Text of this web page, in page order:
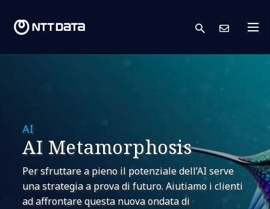
search
AI
AI Metamorphosis
Per sfruttare a pieno il potenziale dell’AI serve
una strategia a prova di futuro. Aiutiamo i clienti
ad affrontare questa nuova ondata di